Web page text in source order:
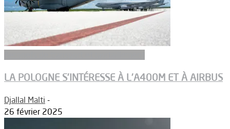
LA POLOGNE S’INTÉRESSE À L’A400M ET À AIRBUS
Djallal Malti -
26 février 2025